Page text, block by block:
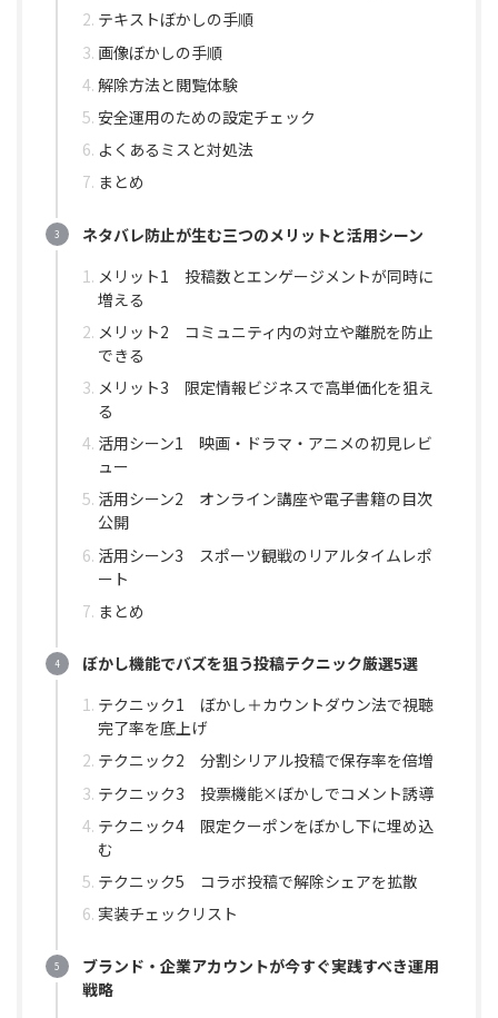
テキストぼかしの手順
画像ぼかしの手順
解除方法と閲覧体験
安全運用のための設定チェック
よくあるミスと対処法
まとめ
ネタバレ防止が生む三つのメリットと活用シーン
メリット1 投稿数とエンゲージメントが同時に
増える
メリット2 コミュニティ内の対立や離脱を防止
できる
メリット3 限定情報ビジネスで高単価化を狙え
る
活用シーン1 映画・ドラマ・アニメの初見レビ
ュー
活用シーン2 オンライン講座や電子書籍の目次
公開
活用シーン3 スポーツ観戦のリアルタイムレポ
ート
まとめ
ぼかし機能でバズを狙う投稿テクニック厳選5選
テクニック1 ぼかし＋カウントダウン法で視聴
完了率を底上げ
テクニック2 分割シリアル投稿で保存率を倍増
テクニック3 投票機能×ぼかしでコメント誘導
テクニック4 限定クーポンをぼかし下に埋め込
む
テクニック5 コラボ投稿で解除シェアを拡散
実装チェックリスト
ブランド・企業アカウントが今すぐ実践すべき運用
戦略